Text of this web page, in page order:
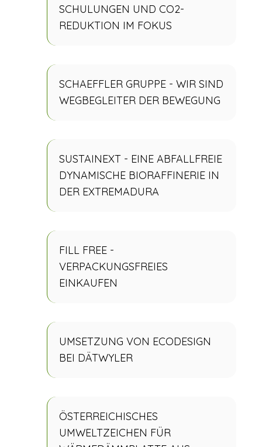
SCHULUNGEN UND CO2-
REDUKTION IM FOKUS
SCHAEFFLER GRUPPE - WIR SIND
WEGBEGLEITER DER BEWEGUNG
SUSTAINEXT - EINE ABFALLFREIE
DYNAMISCHE BIORAFFINERIE IN
DER EXTREMADURA
FILL FREE -
VERPACKUNGSFREIES
EINKAUFEN
UMSETZUNG VON ECODESIGN
BEI DÄTWYLER
ÖSTERREICHISCHES
UMWELTZEICHEN FÜR